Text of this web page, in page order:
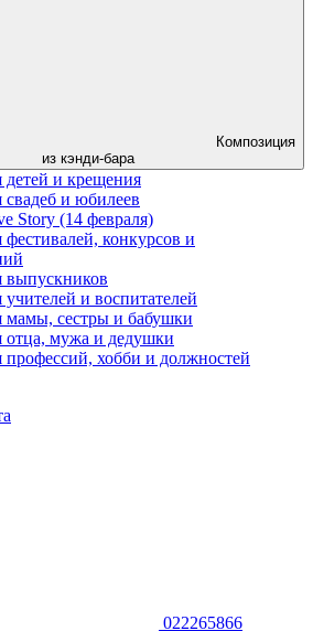
Композиция
из кэнди-бара
детей и крещения
свадеб и юбилеев
Story (14 февраля)
конкурсов и
выпускников
и воспитателей
мамы, сестры и бабушки
отца, мужа и дедушки
профессий, хобби и должностей
022265866